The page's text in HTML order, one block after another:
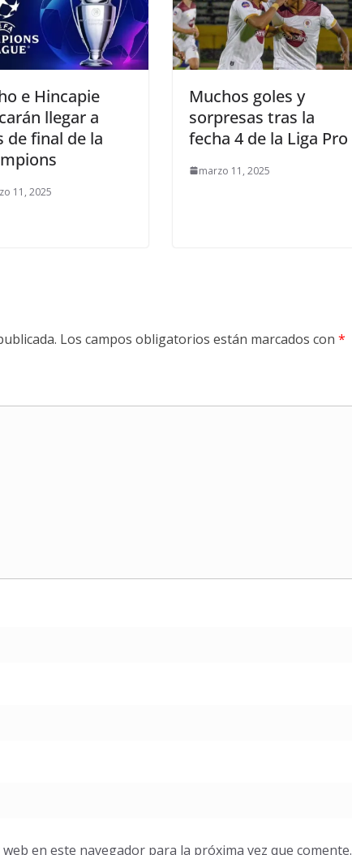
e Hincapie
llegar a
de final de la
11, 2025
Muchos goles y
sorpresas tras la
fecha 4 de la Liga Pro
marzo 11, 2025
Los campos obligatorios están marcados con *
en este navegador para la próxima vez que comente.